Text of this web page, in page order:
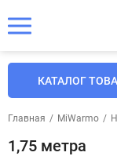
КАТАЛОГ
Главная / MiWarmo /
1,75 метра